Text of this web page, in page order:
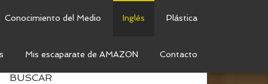
Conocimiento del Medio Inglés Plástica
Mis escaparate de AMAZON Contacto
BUSCAR